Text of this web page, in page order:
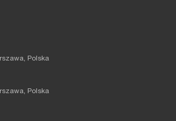
Polska
Polska